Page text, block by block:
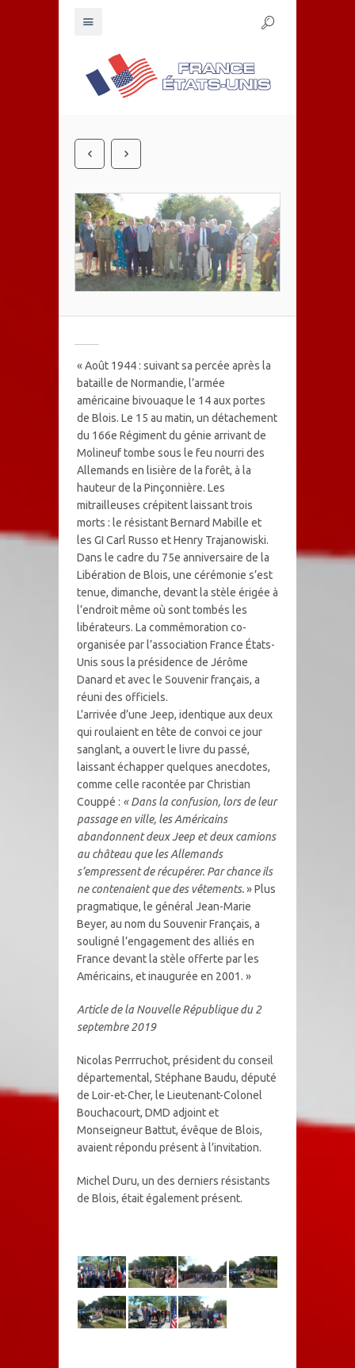
« Août 1944 : suivant sa percée après la
bataille de Normandie, l’armée
américaine bivouaque le 14 aux portes
de Blois. Le 15 au matin, un détachement
du 166e Régiment du génie arrivant de
Molineuf tombe sous le feu nourri des
Allemands en lisière de la forêt, à la
hauteur de la Pinçonnière. Les
mitrailleuses crépitent laissant trois
morts : le résistant Bernard Mabille et
les GI Carl Russo et Henry Trajanowiski.
Dans le cadre du 75e anniversaire de la
Libération de Blois, une cérémonie s’est
tenue, dimanche, devant la stèle érigée à
l’endroit même où sont tombés les
libérateurs. La commémoration co-
organisée par l’association France États-
Unis sous la présidence de Jérôme
Danard et avec le Souvenir français, a
réuni des officiels.
L’arrivée d’une Jeep, identique aux deux
qui roulaient en tête de convoi ce jour
sanglant, a ouvert le livre du passé,
laissant échapper quelques anecdotes,
comme celle racontée par Christian
Couppé : « Dans la confusion, lors de leur
passage en ville, les Américains
abandonnent deux Jeep et deux camions
au château que les Allemands
s’empressent de récupérer. Par chance ils
ne contenaient que des vêtements.» Plus
pragmatique, le général Jean-Marie
Beyer, au nom du Souvenir Français, a
souligné l’engagement des alliés en
France devant la stèle offerte par les
Américains, et inaugurée en 2001. »
Article de la Nouvelle République du 2
septembre 2019
Nicolas Perrruchot, président du conseil
départemental, Stéphane Baudu, député
de Loir-et-Cher, le Lieutenant-Colonel
Bouchacourt, DMD adjoint et
Monseigneur Battut, évêque de Blois,
avaient répondu présent à l’invitation.
Michel Duru, un des derniers résistants
de Blois, était également présent.